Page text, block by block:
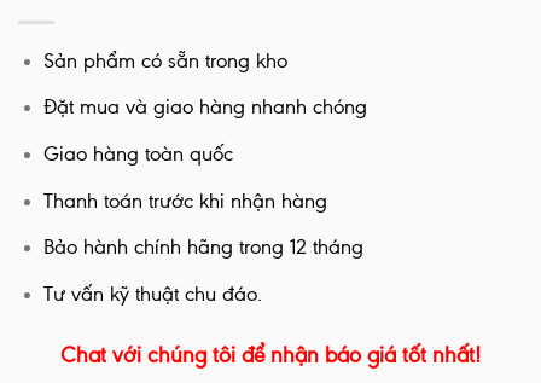
Sản phẩm có sẵn trong kho
Đặt mua và giao hàng nhanh chóng
Giao hàng toàn quốc
Thanh toán trước khi nhận hàng
Bảo hành chính hãng trong 12 tháng
Tư vấn kỹ thuật chu đáo.
Chat với chúng tôi để nhận báo giá tốt nhất!